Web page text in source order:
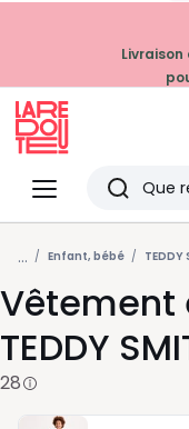
Livraison
Menu
Redoute
Derniers
articles
vus
... Enfant, bébé TEDDY
Vêtement
TEDDY
28